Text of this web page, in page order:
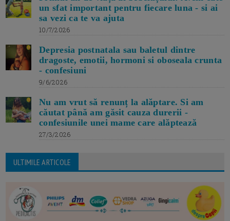
un sfat important pentru fiecare luna - si ai
sa vezi ca te va ajuta
10/7/2026
Depresia postnatala sau baletul dintre
dragoste, emotii, hormoni si oboseala crunta
- confesiuni
9/6/2026
Nu am vrut să renunț la alăptare. Si am
căutat până am găsit cauza durerii -
confesiunile unei mame care alăptează
27/3/2026
ULTIMILE ARTICOLE